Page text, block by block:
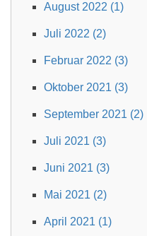
August 2022 (1)
Juli 2022 (2)
Februar 2022 (3)
Oktober 2021 (3)
September 2021 (2)
Juli 2021 (3)
Juni 2021 (3)
Mai 2021 (2)
April 2021 (1)